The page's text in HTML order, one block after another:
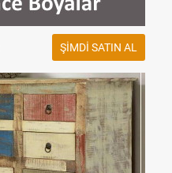
ŞIMDI SATIN AL